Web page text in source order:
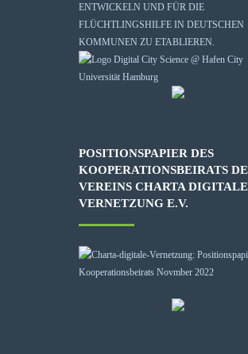
ENTWICKELN UND FÜR DIE
FLÜCHTLINGSHILFE IN DEUTSCHEN
KOMMUNEN ZU ETABLIEREN.
POSITIONSPAPIER DES
KOOPERATIONSBEIRATS
VEREINS CHARTA DIGITALE
VERNETZUNG E.V.